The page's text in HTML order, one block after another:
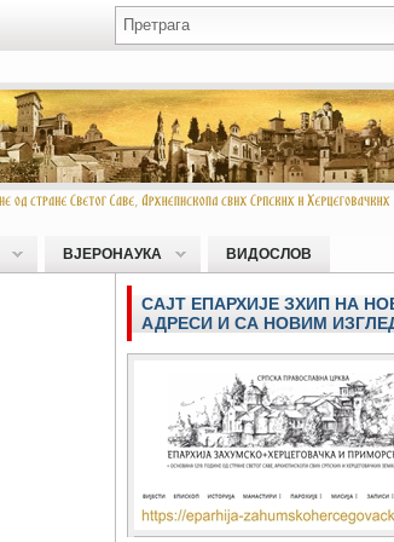
ВЈЕРОНАУКА ВИДОСЛОВ
САЈТ ЕПАРХИЈЕ ЗХИП НА
АДРЕСИ И СА НОВИМ